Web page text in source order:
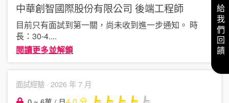
中華創智國際股份有限公司 後端工程師
目前只有面試到第一關，尚未收到進一步通知。 時
長：30-4....
閱讀更多並解鎖
面試經驗 · 2026 年 7 月
給我們回饋